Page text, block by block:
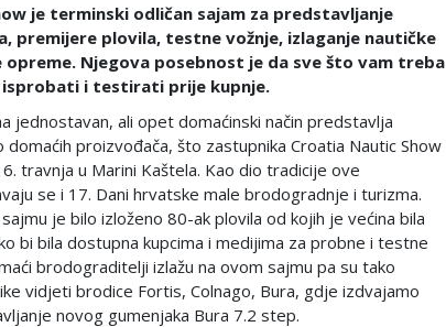
je terminski odličan sajam za predstavljanje
premijere plovila, testne vožnje, izlaganje nautičke
opreme. Njegova posebnost je da sve što vam treba
isprobati i testirati prije kupnje.
jednostavan, ali opet domaćinski način predstavlja
domaćih proizvođača, što zastupnika Croatia Nautic Show
travnja u Marini Kaštela. Kao dio tradicije ove
se i 17. Dani hrvatske male brodogradnje i turizma.
je bilo izloženo 80-ak plovila od kojih je većina bila
bi bila dostupna kupcima i medijima za probne i testne
brodograditelji izlažu na ovom sajmu pa su tako
vidjeti brodice Fortis, Colnago, Bura, gdje izdvajamo
novog gumenjaka Bura 7.2 step.